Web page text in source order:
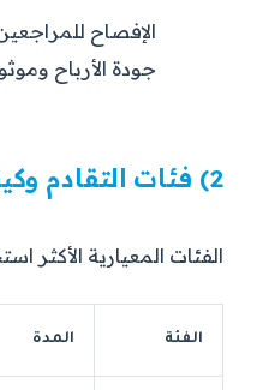
الإفصاح
جودة الأرباح
2) فئات التقادم وكيفية حسابها
الفئات المعيارية الأكثر
الفئة المدة